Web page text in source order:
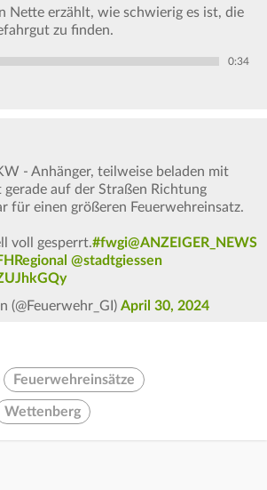
Nette erzählt, wie schwierig es ist, die
zu finden.
0:34
- Anhänger, teilweise beladen mit
auf der Straßen Richtung
für einen größeren Feuerwehreinsatz.
voll gesperrt.#fwgi@ANZEIGER_NEWS
@stadtgiessen
(@Feuerwehr_GI) April 30, 2024
Feuerwehreinsätze
Wettenberg